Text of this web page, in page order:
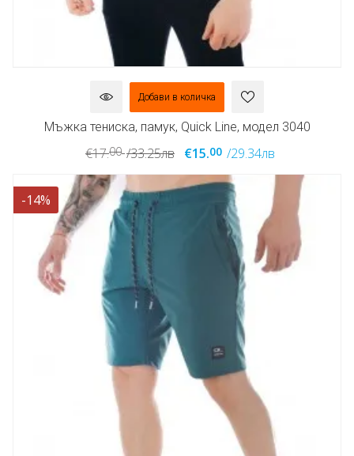
Добави в количка
Мъжка тениска, памук, Quick Line, модел 3040
€17.00 /33.25лв €15.00 /29.34лв
-14%